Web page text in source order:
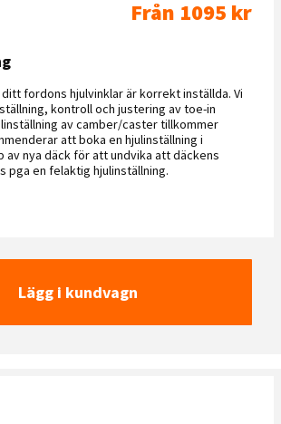
Från 1095 kr
fordons hjulvinklar är korrekt inställda. Vi
kontroll och justering av toe-in
av camber/caster tillkommer
att boka en hjulinställning i
av nya däck för att undvika att däckens
pga en felaktig hjulinställning.
Lägg i kundvagn